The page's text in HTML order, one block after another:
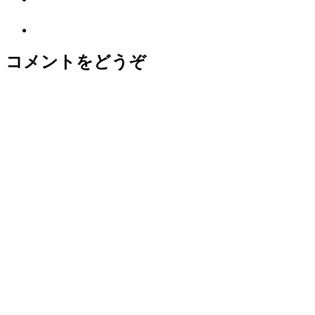
コメントをどうぞ